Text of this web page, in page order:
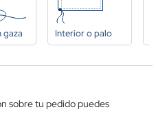
gaza Interior o palo
sobre tu pedido puedes